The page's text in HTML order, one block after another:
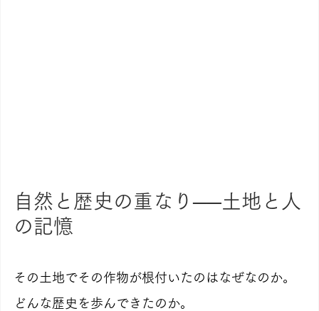
自然と歴史の重なり──土地と人
の記憶
その土地でその作物が根付いたのはなぜなのか。
どんな歴史を歩んできたのか。